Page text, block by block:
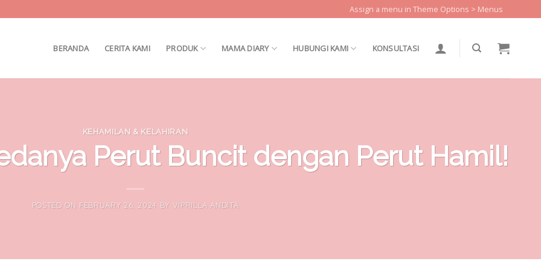
Assign a menu in Theme Options > Menus
BERANDA CERITA KAMI PRODUK MAMA DIARY HUBUNGI KAMI KONSULTASI
KEHAMILAN & KELAHIRAN
Perut Buncit dengan Perut Hamil!
POSTED ON FEBRUARY 26, 2024 BY VIPRILLA ANDITA